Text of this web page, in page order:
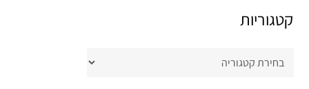
קטגוריות